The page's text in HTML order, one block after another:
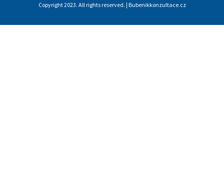
Copyright 2023. All rights reserved. | Bubenikkonzultace.cz